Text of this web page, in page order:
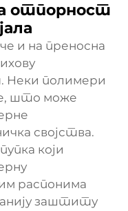
отпорност
и на преносна
Неки полимери
што може
својства.
који
распонима
заштиту